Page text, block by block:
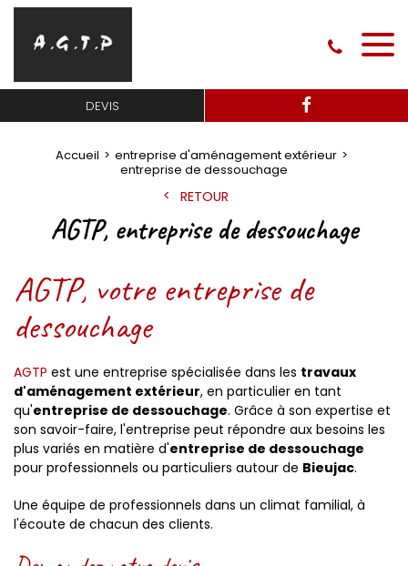
DEVIS
Accueil
entreprise d'aménagement extérieur
entreprise de dessouchage
RETOUR
AGTP, entreprise de dessouchage
AGTP, votre entreprise de
dessouchage
AGTP est une entreprise spécialisée dans les travaux
d'aménagement extérieur, en particulier en tant
qu'entreprise de dessouchage. Grâce à son expertise et
son savoir-faire, l'entreprise peut répondre aux besoins les
plus variés en matière d'entreprise de dessouchage
pour professionnels ou particuliers autour de Bieujac.
Une équipe de professionnels dans un climat familial, à
l'écoute de chacun des clients.